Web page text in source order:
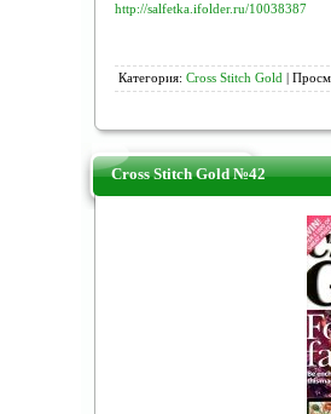
http://salfetka.ifolder.ru/10038387
Категория: Cross Stitch Gold |
Cross Stitch Gold №42